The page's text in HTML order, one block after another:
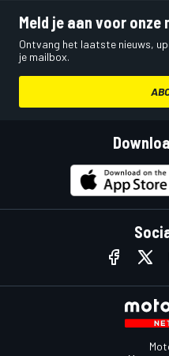
Meld je aan voor onze
Ontvang het laatste nieuws,
je mailbox.